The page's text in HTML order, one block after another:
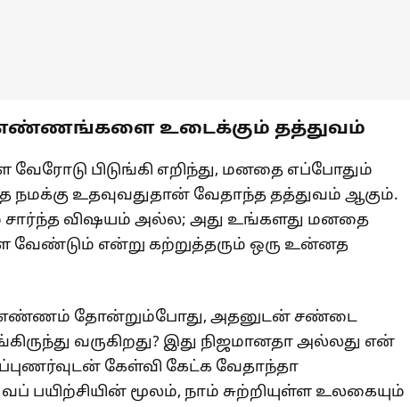
எண்ணங்களை உடைக்கும் தத்துவம்
பிடுங்கி எறிந்து, மனதை எப்போதும்
நமக்கு உதவுவதுதான் வேதாந்த தத்துவம் ஆகும்.
சார்ந்த விஷயம் அல்ல; அது உங்களது மனதை
வேண்டும் என்று கற்றுத்தரும் ஒரு உன்னத
எண்ணம் தோன்றும்போது, அதனுடன் சண்டை
வருகிறது? இது நிஜமானதா அல்லது என்
கேள்வி கேட்க வேதாந்தா
பயிற்சியின் மூலம், நாம் சுற்றியுள்ள உலகையும்